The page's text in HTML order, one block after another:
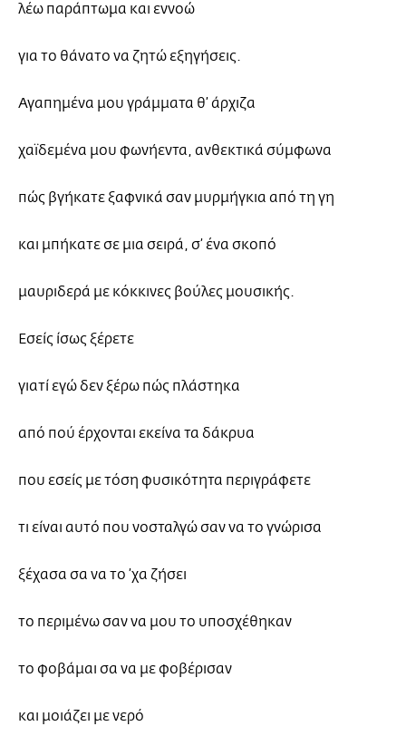
λέω παράπτωμα και εννοώ
για το θάνατο να ζητώ εξηγήσεις.
Αγαπημένα μου γράμματα θ’ άρχιζα
χαϊδεμένα μου φωνήεντα, ανθεκτικά σύμφωνα
πώς βγήκατε ξαφνικά σαν μυρμήγκια από τη γη
και μπήκατε σε μια σειρά, σ’ ένα σκοπό
μαυριδερά με κόκκινες βούλες μουσικής.
Εσείς ίσως ξέρετε
γιατί εγώ δεν ξέρω πώς πλάστηκα
από πού έρχονται εκείνα τα δάκρυα
που εσείς με τόση φυσικότητα περιγράφετε
τι είναι αυτό που νοσταλγώ σαν να το γνώρισα
ξέχασα σα να το ’χα ζήσει
το περιμένω σαν να μου το υποσχέθηκαν
το φοβάμαι σα να με φοβέρισαν
και μοιάζει με νερό